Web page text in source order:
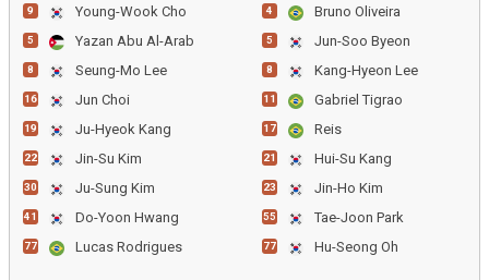
9 Young-Wook Cho
5 Yazan Abu Al-Arab
8 Seung-Mo Lee
16 Jun Choi
19 Ju-Hyeok Kang
22 Jin-Su Kim
30 Ju-Sung Kim
41 Do-Yoon Hwang
77 Lucas Rodrigues
4 Bruno Oliveira
5 Jun-Soo Byeon
8 Kang-Hyeon Lee
11 Gabriel Tigrao
17 Reis
21 Hui-Su Kang
23 Jin-Ho Kim
55 Tae-Joon Park
77 Hu-Seong Oh